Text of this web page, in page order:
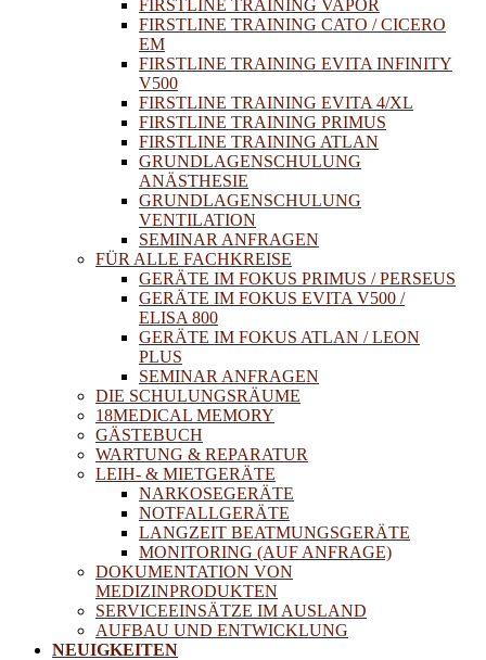
FIRSTLINE TRAINING VAPOR
FIRSTLINE TRAINING CATO / CICERO
EM
FIRSTLINE TRAINING EVITA INFINITY
V500
FIRSTLINE TRAINING EVITA 4/XL
FIRSTLINE TRAINING PRIMUS
FIRSTLINE TRAINING ATLAN
GRUNDLAGENSCHULUNG
ANÄSTHESIE
GRUNDLAGENSCHULUNG
VENTILATION
SEMINAR ANFRAGEN
FÜR ALLE FACHKREISE
GERÄTE IM FOKUS PRIMUS / PERSEUS
GERÄTE IM FOKUS EVITA V500 /
ELISA 800
GERÄTE IM FOKUS ATLAN / LEON
PLUS
SEMINAR ANFRAGEN
DIE SCHULUNGSRÄUME
18MEDICAL MEMORY
GÄSTEBUCH
WARTUNG & REPARATUR
LEIH- & MIETGERÄTE
NARKOSEGERÄTE
NOTFALLGERÄTE
LANGZEIT BEATMUNGSGERÄTE
MONITORING (AUF ANFRAGE)
DOKUMENTATION VON
MEDIZINPRODUKTEN
SERVICEEINSÄTZE IM AUSLAND
AUFBAU UND ENTWICKLUNG
NEUIGKEITEN